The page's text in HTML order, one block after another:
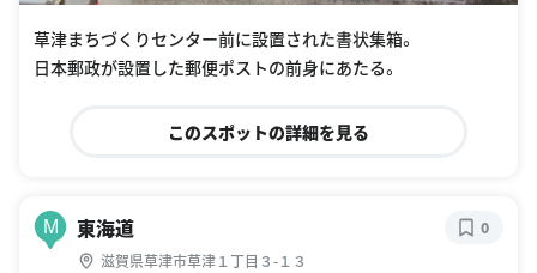
草津まちづくりセンター前に設置された書状集箱。
日本郵政が設置した郵便ポストの前身にあたる。
このスポットの詳細を見る
M 東海道
滋賀県草津市草津１丁目３-１３
0